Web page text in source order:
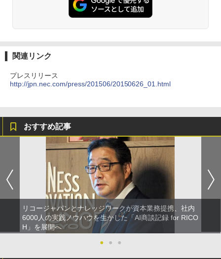
関連リンク
プレスリリース
http://jpn.nec.com/press/201506/20150626_01.html
おすすめ記事
リコージャパンとナレッジワークが資本業務提携、社内
6000人の実践ノウハウを生かした「AI商談記録 for RICO
H」を展開へ
●
● ●